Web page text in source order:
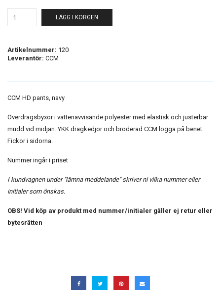
LÄGG I KORGEN
Artikelnummer: 120
Leverantör: CCM
CCM HD pants, navy
Överdragsbyxor i vattenavvisande polyester med elastisk och justerbar
mudd vid midjan. YKK dragkedjor och broderad CCM logga på benet.
Fickor i sidorna.
Nummer ingår i priset
I kundvagnen under "lämna meddelande" skriver ni vilka nummer eller
initialer som önskas.
OBS! Vid köp av produkt med nummer/initialer gäller ej retur eller
bytesrätten